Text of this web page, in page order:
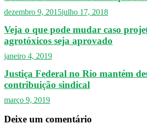
dezembro 9, 2015julho 17, 2018
Veja o que pode mudar caso
agrotóxicos seja aprovado
janeiro 4, 2019
Justiça Federal no Rio mantém
contribuição sindical
março 9, 2019
Deixe um comentário